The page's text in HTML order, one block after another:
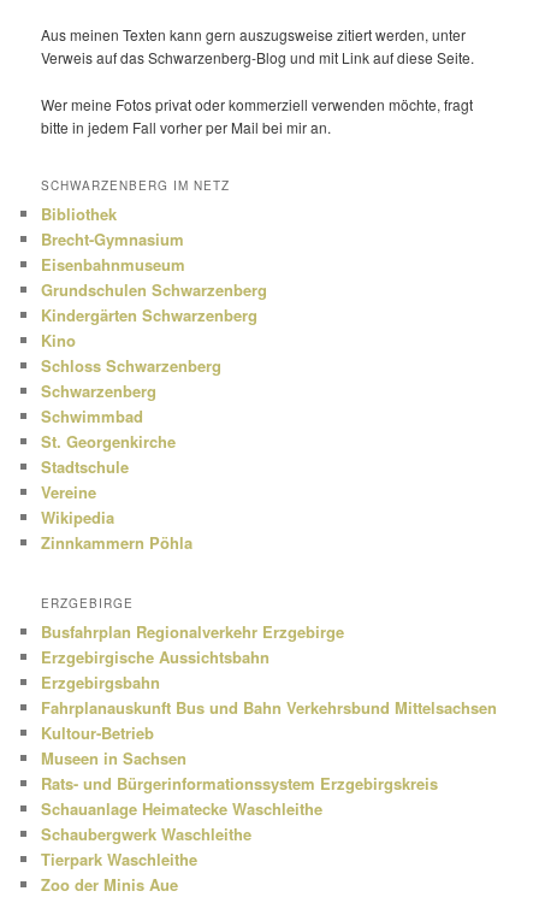
Aus meinen Texten kann gern auszugs­weise zitiert werden, unter
Verweis auf das Schwarzenberg-Blog und mit Link auf diese Seite.
Wer meine Fotos privat oder kommer­ziell verwenden möchte, fragt
bitte in jedem Fall vorher per Mail bei mir an.
SCHWARZENBERG IM NETZ
Bibliothek
Brecht-Gymnasium
Eisenbahnmuseum
Grundschulen Schwarzenberg
Kindergärten Schwarzenberg
Kino
Schloss Schwarzenberg
Schwarzenberg
Schwimmbad
St. Georgenkirche
Stadtschule
Vereine
Wikipedia
Zinnkammern Pöhla
ERZGEBIRGE
Busfahrplan Regionalverkehr Erzgebirge
Erzgebirgische Aussichtsbahn
Erzgebirgsbahn
Fahrplanauskunft Bus und Bahn Verkehrsbund Mittelsachsen
Kultour-Betrieb
Museen in Sachsen
Rats- und Bürgerinformationssystem Erzgebirgskreis
Schauanlage Heimatecke Waschleithe
Schaubergwerk Waschleithe
Tierpark Waschleithe
Zoo der Minis Aue